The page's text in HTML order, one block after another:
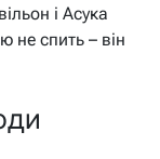
і Асука
не спить – він